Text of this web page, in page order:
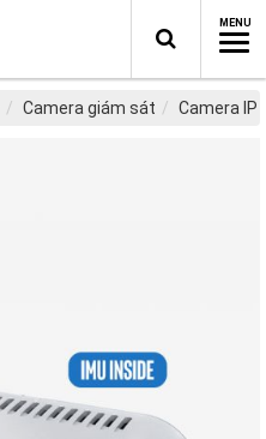
Camera giám sát Camera IP